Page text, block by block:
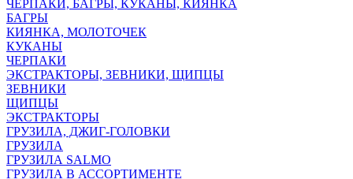
ЧЕРПАКИ, БАГРЫ, КУКАНЫ, КИЯНКА
БАГРЫ
КИЯНКА, МОЛОТОЧЕК
КУКАНЫ
ЧЕРПАКИ
ЭКСТРАКТОРЫ, ЗЕВНИКИ, ЩИПЦЫ
ЗЕВНИКИ
ЩИПЦЫ
ЭКСТРАКТОРЫ
ГРУЗИЛА, ДЖИГ-ГОЛОВКИ
ГРУЗИЛА
ГРУЗИЛА SALMO
ГРУЗИЛА В АССОРТИМЕНТЕ